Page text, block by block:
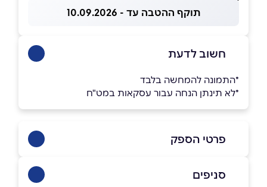
תוקף ההטבה עד - 10.09.2026
חשוב לדעת
*התמונה להמחשה בלבד
*לא תינתן הנחה עבור עסקאות במט"ח
פרטי הספק
סניפים